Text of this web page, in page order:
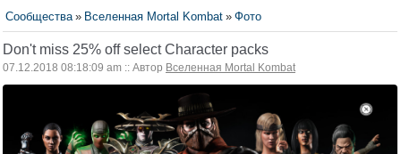
Сообщества » Вселенная Mortal Kombat » Фото
Don't miss 25% off select Character packs
07.12.2018 08:18:09 am :: Автор Вселенная Mortal Kombat